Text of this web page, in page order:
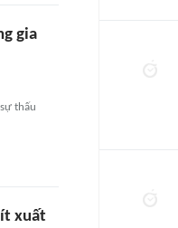
gia
thấu
xuất